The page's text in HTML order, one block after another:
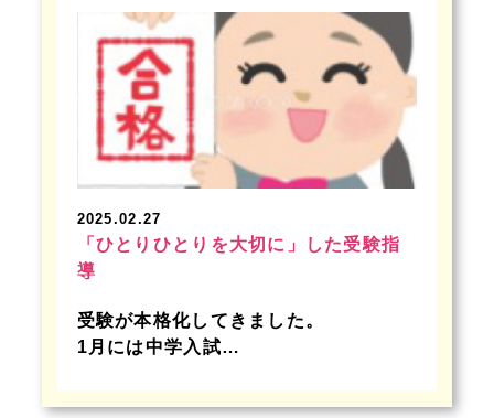
2025.02.27
「ひとりひとりを大切に」した受験指
導
受験が本格化してきました。
1月には中学入試…